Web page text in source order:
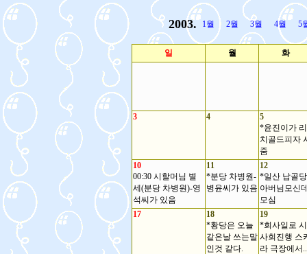
2003. 1월 2월 3월 4월 5
일 월 화
3 4
5
*윤진이가 리
치골드피자
줌
10
00:30 시할머님 별
세(분당 차병원)-영
석씨가 있음
11
*분당 차병원-
병윤씨가 있음
12
*일산 납골당
아버님모신
모심
17
18
*황당은 오늘
같은날 쓰는말
인것 같다.
19
*회사일로 시
사회진행 스
라 극장에서..